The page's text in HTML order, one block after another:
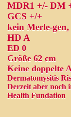
MDR1 +/- DM
GCS +/+
kein Merle-gen,
HD A
ED 0
Größe 62 cm
Keine doppelte
Dermatomysitis
Derzeit aber noch
Health Fundation